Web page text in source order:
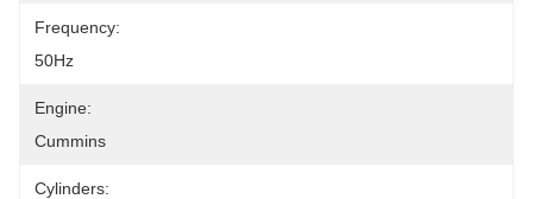
Frequency:
50Hz
Engine:
Cummins
Cylinders: